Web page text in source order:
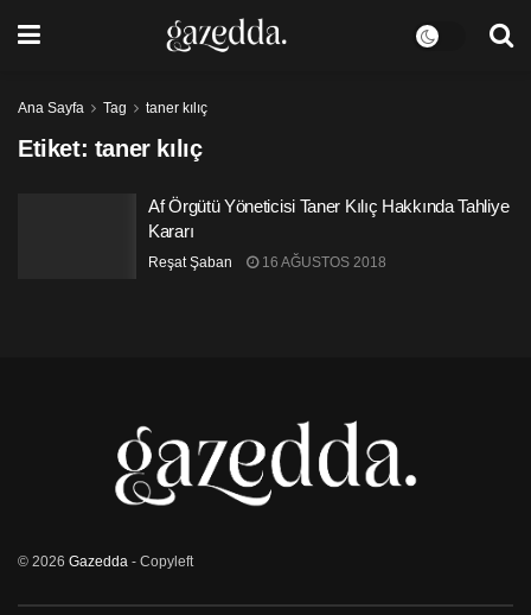
Ana Sayfa Tag taner kılıç
Etiket: taner kılıç
Af Örgütü Yöneticisi Taner Kılıç Hakkında Tahliye
Kararı
Reşat Şaban 16 AĞUSTOS 2018
© 2026 Gazedda - Copyleft